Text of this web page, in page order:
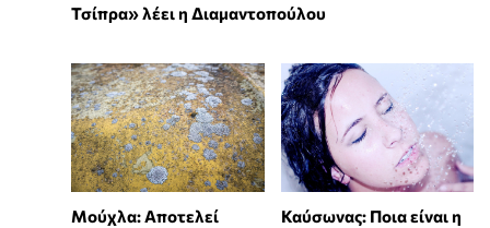
Τσίπρα» λέει η Διαμαντοπούλου
Μούχλα: Αποτελεί
Καύσωνας: Ποια είναι η